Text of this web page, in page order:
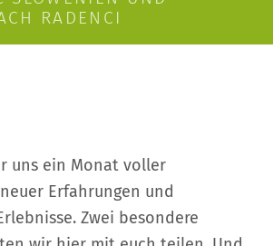
RADENCI
uns ein Monat voller
Erfahrungen und
Zwei besondere